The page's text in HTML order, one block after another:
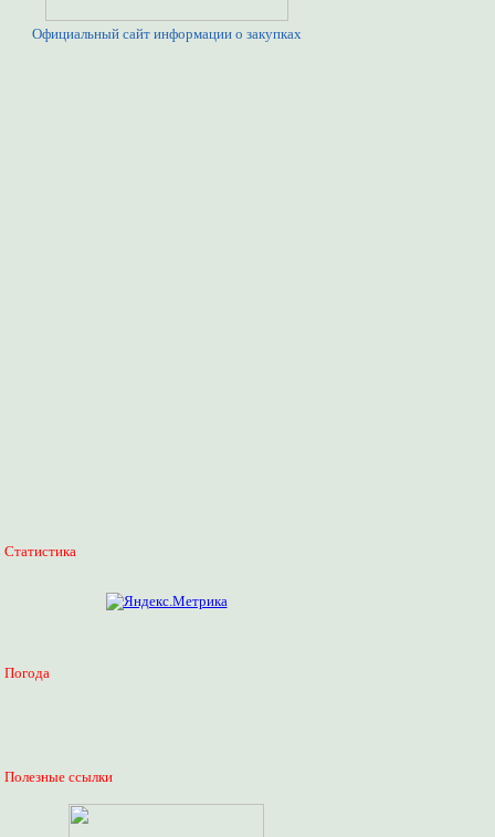
Официальный сайт информации о закупках
Статистика
Погода
Полезные ссылки